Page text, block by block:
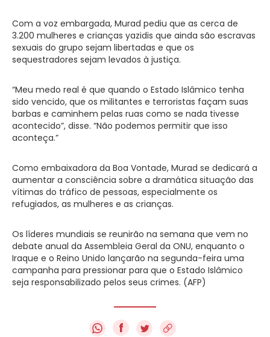
Com a voz embargada, Murad pediu que as cerca de
3.200 mulheres e crianças yazidis que ainda são escravas
sexuais do grupo sejam libertadas e que os
sequestradores sejam levados à justiça.
“Meu medo real é que quando o Estado Islâmico tenha
sido vencido, que os militantes e terroristas façam suas
barbas e caminhem pelas ruas como se nada tivesse
acontecido”, disse. “Não podemos permitir que isso
aconteça.”
Como embaixadora da Boa Vontade, Murad se dedicará a
aumentar a consciência sobre a dramática situação das
vítimas do tráfico de pessoas, especialmente os
refugiados, as mulheres e as crianças.
Os líderes mundiais se reunirão na semana que vem no
debate anual da Assembleia Geral da ONU, enquanto o
Iraque e o Reino Unido lançarão na segunda-feira uma
campanha para pressionar para que o Estado Islâmico
seja responsabilizado pelos seus crimes. (AFP)
f